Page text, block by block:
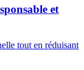
et
tout en réduisant